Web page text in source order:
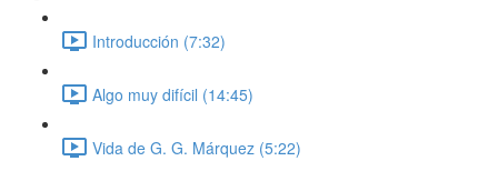
Introducción (7:32)
Algo muy difícil (14:45)
Vida de G. G. Márquez (5:22)